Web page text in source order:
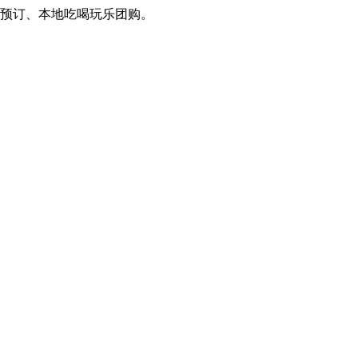
、本地吃喝玩乐团购。